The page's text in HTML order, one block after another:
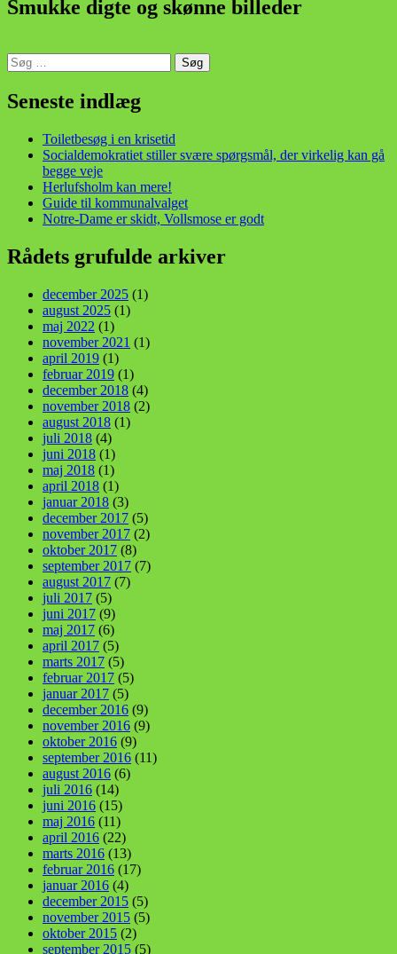
Smukke digte og skønne billeder
Søg
efter:
Seneste indlæg
Toiletbesøg i en krisetid
Socialdemokratiet stiller svære spørgsmål, der virkelig kan gå
begge veje
Herlufsholm kan mere!
Guide til kommunalvalget
Notre-Dame er skidt, Vollsmose er godt
Rådets grufulde arkiver
december 2025 (1)
august 2025 (1)
maj 2022 (1)
november 2021 (1)
april 2019 (1)
februar 2019 (1)
december 2018 (4)
november 2018 (2)
august 2018 (1)
juli 2018 (4)
juni 2018 (1)
maj 2018 (1)
april 2018 (1)
januar 2018 (3)
december 2017 (5)
november 2017 (2)
oktober 2017 (8)
september 2017 (7)
august 2017 (7)
juli 2017 (5)
juni 2017 (9)
maj 2017 (6)
april 2017 (5)
marts 2017 (5)
februar 2017 (5)
januar 2017 (5)
december 2016 (9)
november 2016 (9)
oktober 2016 (9)
september 2016 (11)
august 2016 (6)
juli 2016 (14)
juni 2016 (15)
maj 2016 (11)
april 2016 (22)
marts 2016 (13)
februar 2016 (17)
januar 2016 (4)
december 2015 (5)
november 2015 (5)
oktober 2015 (2)
september 2015 (5)